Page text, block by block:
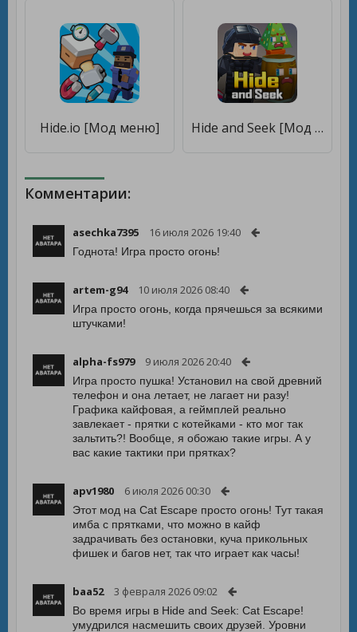
Hide.io [Мод меню] Hide and Seek [Мод меню]
Комментарии:
asechka7395 16 июля 2026 19:40
Годнота! Игра просто огонь!
artem-g94 10 июля 2026 08:40
Игра просто огонь, когда прячешься за всякими
штучками!
alpha-fs979 9 июля 2026 20:40
Игра просто пушка! Установил на свой древний
телефон и она летает, не лагает ни разу!
Графика кайфовая, а геймплей реально
завлекает - прятки с котейками - кто мог так
зальтить?! Вообще, я обожаю такие игры. А у
вас какие тактики при прятках?
apv1980 6 июля 2026 00:30
Этот мод на Cat Escape просто огонь! Тут такая
имба с прятками, что можно в кайф
задрачивать без остановки, куча прикольных
фишек и багов нет, так что играет как часы!
baa52 3 февраля 2026 09:02
Во время игры в Hide and Seek: Cat Escape!
умудрился насмешить своих друзей. Уровни